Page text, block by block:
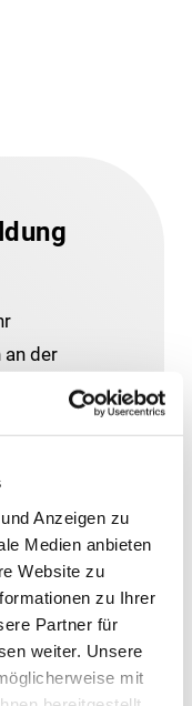
Anzeigen zu
Medien anbieten
Website zu
zu Ihrer
Partner für
weiter. Unsere
mit
der